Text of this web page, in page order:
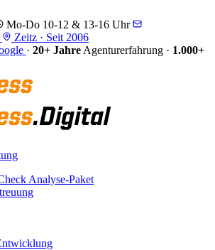
Mo-Do 10-12 & 13-16 Uhr
Zeitz · Seit 2006
· 20+ Jahre Agenturerfahrung · 1.000+
Analyse-Paket